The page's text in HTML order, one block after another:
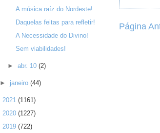
Página
A música raíz do Nordeste!
Daquelas feitas para refletir!
A Necessidade do Divino!
Sem viabilidades!
► abr. 10 (2)
► janeiro(44)
2021 (1161)
2020 (1227)
2019 (722)